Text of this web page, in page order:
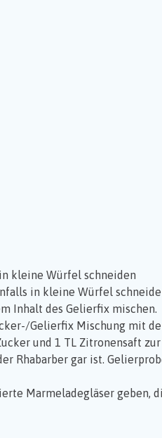
kleine Würfel schneiden
in kleine Würfel
Inhalt des Gelierfix mischen.
Gelierfix Mischung mit
und 1 TL Zitronensaft
Rhabarber gar ist.
Marmeladegläser geben,